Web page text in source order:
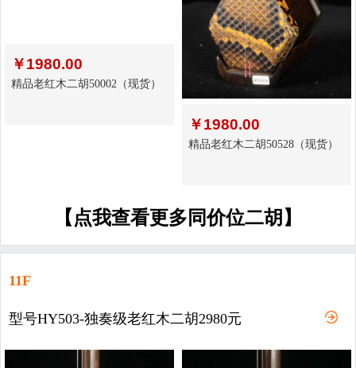
￥1980.00
精品老红木二胡50002（现货）
￥1980.00
精品老红木二胡50528（现货）
【点我查看更多同价位二胡】
11F
型号HY503-独奏级老红木二胡2980元